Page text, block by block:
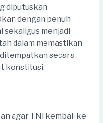
diputuskan
dengan penuh
sekaligus menjadi
dalam memastikan
secara
konstitusi.
agar TNI kembali ke